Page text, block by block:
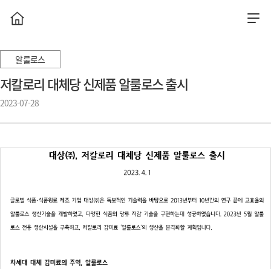
알룰로스
저칼로리 대체당 신제품 알룰로스 출시
2023-07-28